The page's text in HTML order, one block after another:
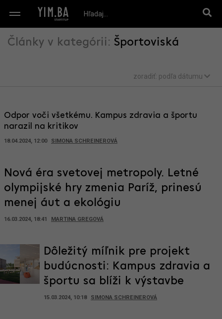
Články v kategórii: Športoviská
zoradiť: podľa dátumu
Odpor voči všetkému. Kampus zdravia a športu
narazil na kritikov
18.04.2024, 12:00 SIMONA SCHREINEROVÁ
Nová éra svetovej metropoly. Letné
olympijské hry zmenia Paríž, prinesú
menej áut a ekológiu
16.03.2024, 18:41 MARTINA GREGOVÁ
Dôležitý míľnik pre projekt
budúcnosti: Kampus zdravia a
športu sa blíži k výstavbe
15.03.2024, 10:18 SIMONA SCHREINEROVÁ